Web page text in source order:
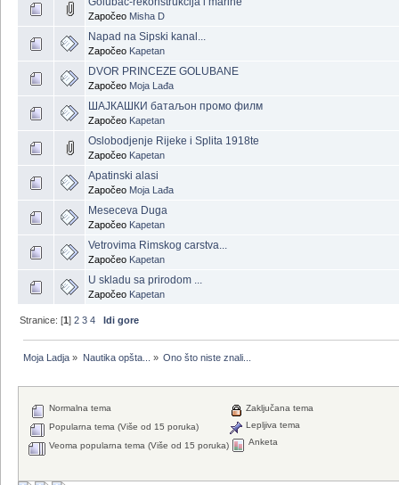
Započeo Misha D
Napad na Sipski kanal...
Započeo Kapetan
DVOR PRINCEZE GOLUBANE
Započeo Moja Lađa
ШАЈКАШКИ батаљон промо филм
Započeo Kapetan
Oslobodjenje Rijeke i Splita 1918te
Započeo Kapetan
Apatinski alasi
Započeo Moja Lađa
Meseceva Duga
Započeo Kapetan
Vetrovima Rimskog carstva...
Započeo Kapetan
U skladu sa prirodom ...
Započeo Kapetan
Stranice: [1]2 3 4 Idi gore
Moja Ladja » Nautika opšta... » Ono što niste znali...
Normalna tema
Popularna tema (Više od 15 poruka)
Veoma popularna tema (Više od 15 poruka)
Zaključana tema
Lepljiva tema
Anketa